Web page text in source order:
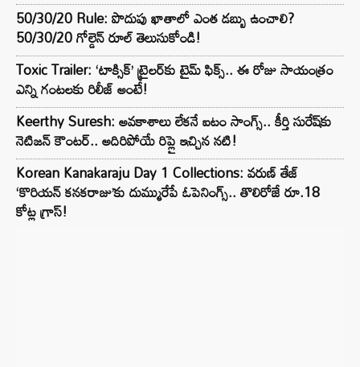
50/30/20 Rule: పొదుపు ఖాతాలో ఎంత డబ్బు ఉంచాలి?
50/30/20 గోల్డెన్ రూల్ తెలుసుకోండి!
Toxic Trailer: ‘టాక్సిక్’ ట్రైలర్‌కు టైమ్ ఫిక్స్.. ఈ రోజు సాయంత్రం
ఎన్ని గంటలకు రిలీజ్ అంటే!
Keerthy Suresh: అవకాశాలు లేకనే ఐటం సాంగ్స్.. కీర్తి సురేష్‌కు
నెటిజన్ కౌంటర్.. అదిరిపోయే రిప్లై ఇచ్చిన నటి!
Korean Kanakaraju Day 1 Collections: వరుణ్ తేజ్
‘కొరియన్ కనకరాజు’కు దుమ్మురేపే ఓపెనింగ్స్.. తొలిరోజే రూ.18
కోట్ల గ్రాస్!